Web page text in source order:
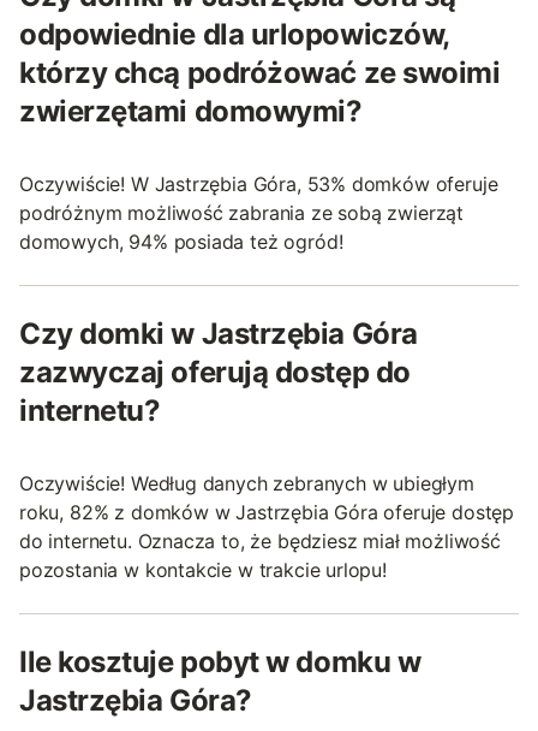
odpowiednie dla urlopowiczów,
którzy chcą podróżować ze swoimi
zwierzętami domowymi?
Oczywiście! W Jastrzębia Góra, 53% domków oferuje
podróżnym możliwość zabrania ze sobą zwierząt
domowych, 94% posiada też ogród!
Czy domki w Jastrzębia Góra
zazwyczaj oferują dostęp do
internetu?
Oczywiście! Według danych zebranych w ubiegłym
roku, 82% z domków w Jastrzębia Góra oferuje dostęp
do internetu. Oznacza to, że będziesz miał możliwość
pozostania w kontakcie w trakcie urlopu!
Ile kosztuje pobyt w domku w
Jastrzębia Góra?